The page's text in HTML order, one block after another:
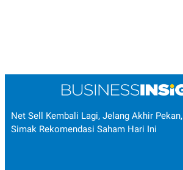
Net Sell Kembali Lagi, Jelang Akhir Pekan,
Simak Rekomendasi Saham Hari Ini